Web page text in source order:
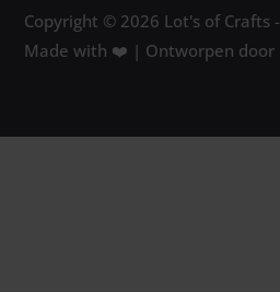
Copyright © 2026 Lot's of Crafts -
Made with ❤️ | Ontworpen door